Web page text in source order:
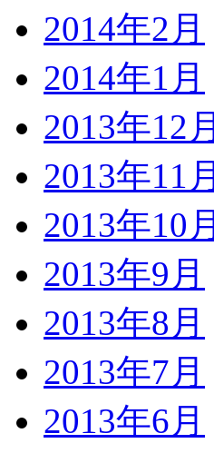
2014年2月
2014年1月
2013年12月
2013年11月
2013年10月
2013年9月
2013年8月
2013年7月
2013年6月